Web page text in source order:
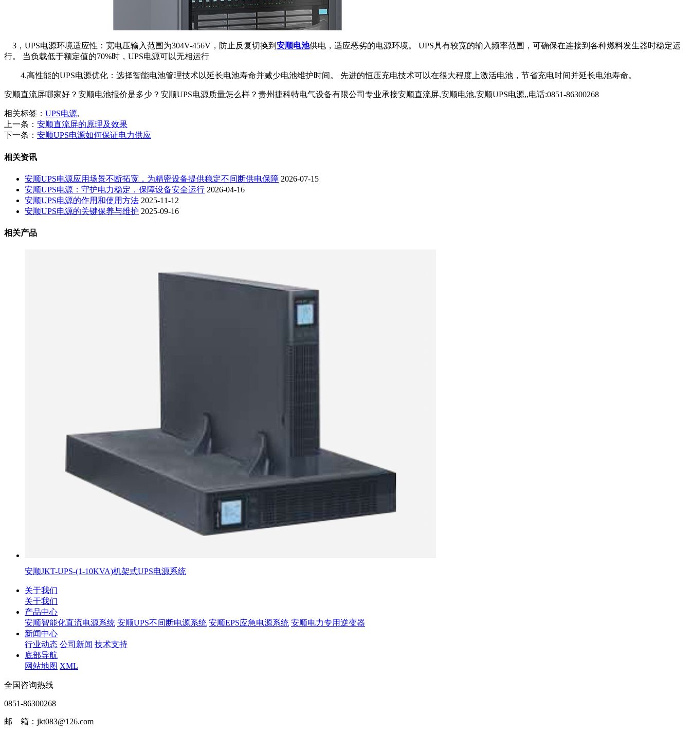
3，UPS电源环境适应性：宽电压输入范围为304V-456V，防止反复切换到 安顺电池供电，适应恶劣的电源环境。 UPS具有较宽的输入频率范围，可确保在连接到各种燃料发生器时稳定运
行。 当负载低于额定值的70%时，UPS电源可以无相运行
4.高性能的UPS电源优化：选择智能电池管理技术以延长电池寿命并减少电池维护时间。 先进的恒压充电技术可以在很大程度上激活电池，节省充电时间并延长电池寿命。
安顺直流屏哪家好？安顺电池报价是多少？安顺UPS电源质量怎么样？贵州捷科特电气设备有限公司专业承接安顺直流屏,安顺电池,安顺UPS电源,,电话:0851-86300268
相关标签： UPS电源,
上一条： 安顺直流屏的原理及效果
下一条： 安顺UPS电源如何保证电力供应
相关资讯
安顺UPS电源应用场景不断拓宽，为精密设备提供稳定不间断供电保障 2026-07-15
安顺UPS电源：守护电力稳定，保障设备安全运行 2026-04-16
安顺UPS电源的作用和使用方法 2025-11-12
安顺UPS电源的关键保养与维护 2025-09-16
相关产品
安顺JKT-UPS-(1-10KVA)机架式UPS电源系统
关于我们
关于我们
产品中心
安顺智能化直流电源系统 安顺UPS不间断电源系统 安顺EPS应急电源系统 安顺电力专用逆变器
新闻中心
行业动态 公司新闻 技术支持
底部导航
网站地图 XML
全国咨询热线
0851-86300268
邮 箱：jkt083@126.com